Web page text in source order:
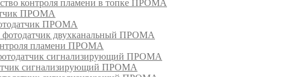
контроля пламени в топке ПРОМА
ПРОМА
ПРОМА
двухканальный ПРОМА
пламени ПРОМА
сигнализирующий ПРОМА
сигнализирующий ПРОМА